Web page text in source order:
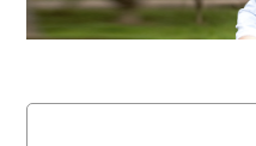
Buscar